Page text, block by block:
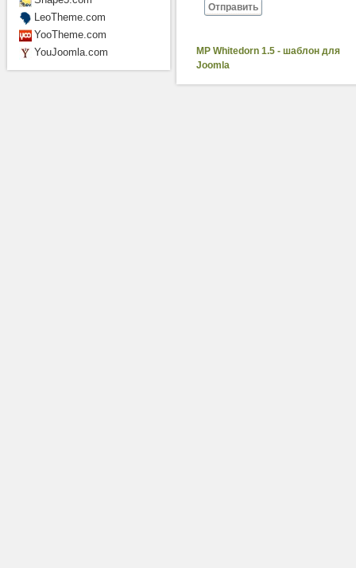
Отправить
MP Whitedorn 1.5 - шаблон для
Joomla
LeoTheme.com
YooTheme.com
YouJoomla.com